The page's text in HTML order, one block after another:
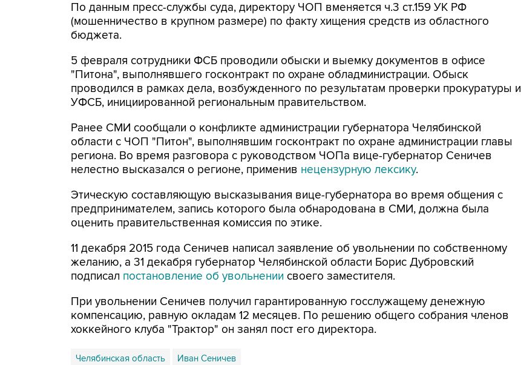
По данным пресс-службы суда, директору ЧОП вменяется ч.3 ст.159 УК РФ
(мошенничество в крупном размере) по факту хищения средств из областного
бюджета.
5 февраля сотрудники ФСБ проводили обыски и выемку документов в офисе
"Питона", выполнявшего госконтракт по охране обладминистрации. Обыск
проводился в рамках дела, возбужденного по результатам проверки прокуратуры и
УФСБ, инициированной региональным правительством.
Ранее СМИ сообщали о конфликте администрации губернатора Челябинской
области с ЧОП "Питон", выполнявшим госконтракт по охране администрации главы
региона. Во время разговора с руководством ЧОПа вице-губернатор Сеничев
нелестно высказался о регионе, применив нецензурную лексику.
Этическую составляющую высказывания вице-губернатора во время общения с
предпринимателем, запись которого была обнародована в СМИ, должна была
оценить правительственная комиссия по этике.
11 декабря 2015 года Сеничев написал заявление об увольнении по собственному
желанию, а 31 декабря губернатор Челябинской области Борис Дубровский
подписал постановление об увольнении своего заместителя.
При увольнении Сеничев получил гарантированную госслужащему денежную
компенсацию, равную окладам 12 месяцев. По решению общего собрания членов
хоккейного клуба "Трактор" он занял пост его директора.
Челябинская область Иван Сеничев